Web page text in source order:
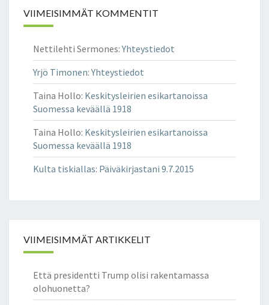
VIIMEISIMMÄT KOMMENTIT
Nettilehti Sermones:Yhteystiedot
Yrjö Timonen:Yhteystiedot
Taina Hollo: Keskitysleirien esikartanoissa
Suomessa keväällä 1918
Taina Hollo: Keskitysleirien esikartanoissa
Suomessa keväällä 1918
Kulta tiskiallas: Päiväkirjastani 9.7.2015
VIIMEISIMMÄT ARTIKKELIT
Että presidentti Trump olisi rakentamassa
olohuonetta?